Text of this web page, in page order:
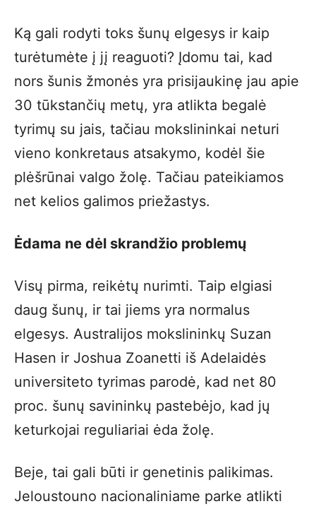
Ką gali rodyti toks šunų elgesys ir kaip
turėtumėte į jį reaguoti? Įdomu tai, kad
nors šunis žmonės yra prisijaukinę jau apie
30 tūkstančių metų, yra atlikta begalė
tyrimų su jais, tačiau mokslininkai neturi
vieno konkretaus atsakymo, kodėl šie
plėšrūnai valgo žolę. Tačiau pateikiamos
net kelios galimos priežastys.
Ėdama ne dėl skrandžio problemų
Visų pirma, reikėtų nurimti. Taip elgiasi
daug šunų, ir tai jiems yra normalus
elgesys. Australijos mokslininkų Suzan
Hasen ir Joshua Zoanetti iš Adelaidės
universiteto tyrimas parodė, kad net 80
proc. šunų savininkų pastebėjo, kad jų
keturkojai reguliariai ėda žolę.
Beje, tai gali būti ir genetinis palikimas.
Jeloustouno nacionaliniame parke atlikti